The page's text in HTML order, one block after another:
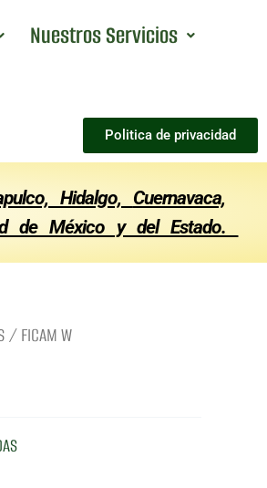
Nuestros Servicios
Politica de privacidad
Hidalgo, Cuernavaca,
de México y del Estado.
/ FICAM W